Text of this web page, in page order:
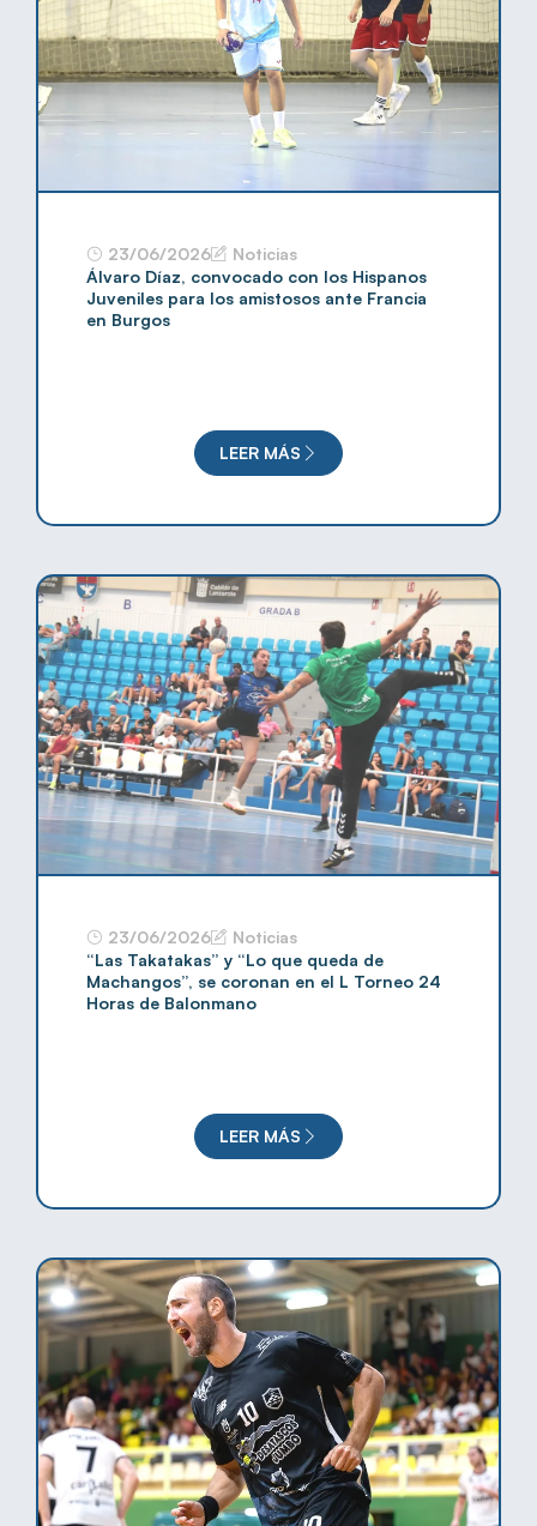
23/06/2026
Noticias
Álvaro Díaz, convocado con los Hispanos
Juveniles para los amistosos ante Francia
en Burgos
LEER MÁS
23/06/2026
Noticias
“Las Takatakas” y “Lo que queda de
Machangos”, se coronan en el L Torneo 24
Horas de Balonmano
LEER MÁS